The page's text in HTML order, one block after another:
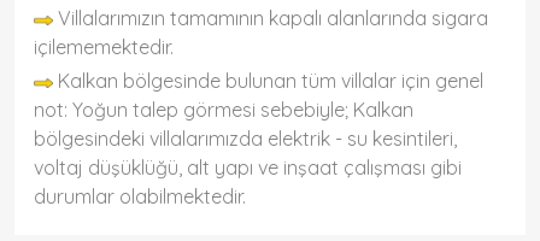
Villalarımızın tamamının kapalı alanlarında sigara
içilememektedir.
Kalkan bölgesinde bulunan tüm villalar için genel
not: Yoğun talep görmesi sebebiyle; Kalkan
bölgesindeki villalarımızda elektrik - su kesintileri,
voltaj düşüklüğü, alt yapı ve inşaat çalışması gibi
durumlar olabilmektedir.